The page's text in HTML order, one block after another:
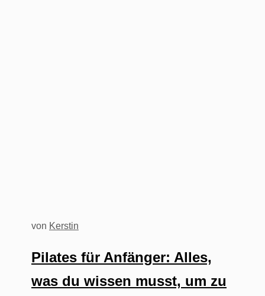
Pilates für Anfänger: Alles,
was du wissen musst, um zu
von Kerstin